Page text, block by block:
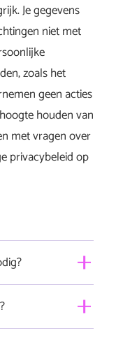
Je gegevens
niet met
zoals het
geen acties
houden van
met vragen over
privacybeleid op
van onze